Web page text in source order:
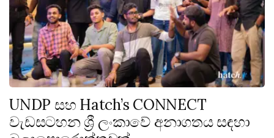
UNDP සහ Hatch’s CONNECT
වැඩසටහන ශ්‍රී ලංකාවේ අනාගතය සඳහා